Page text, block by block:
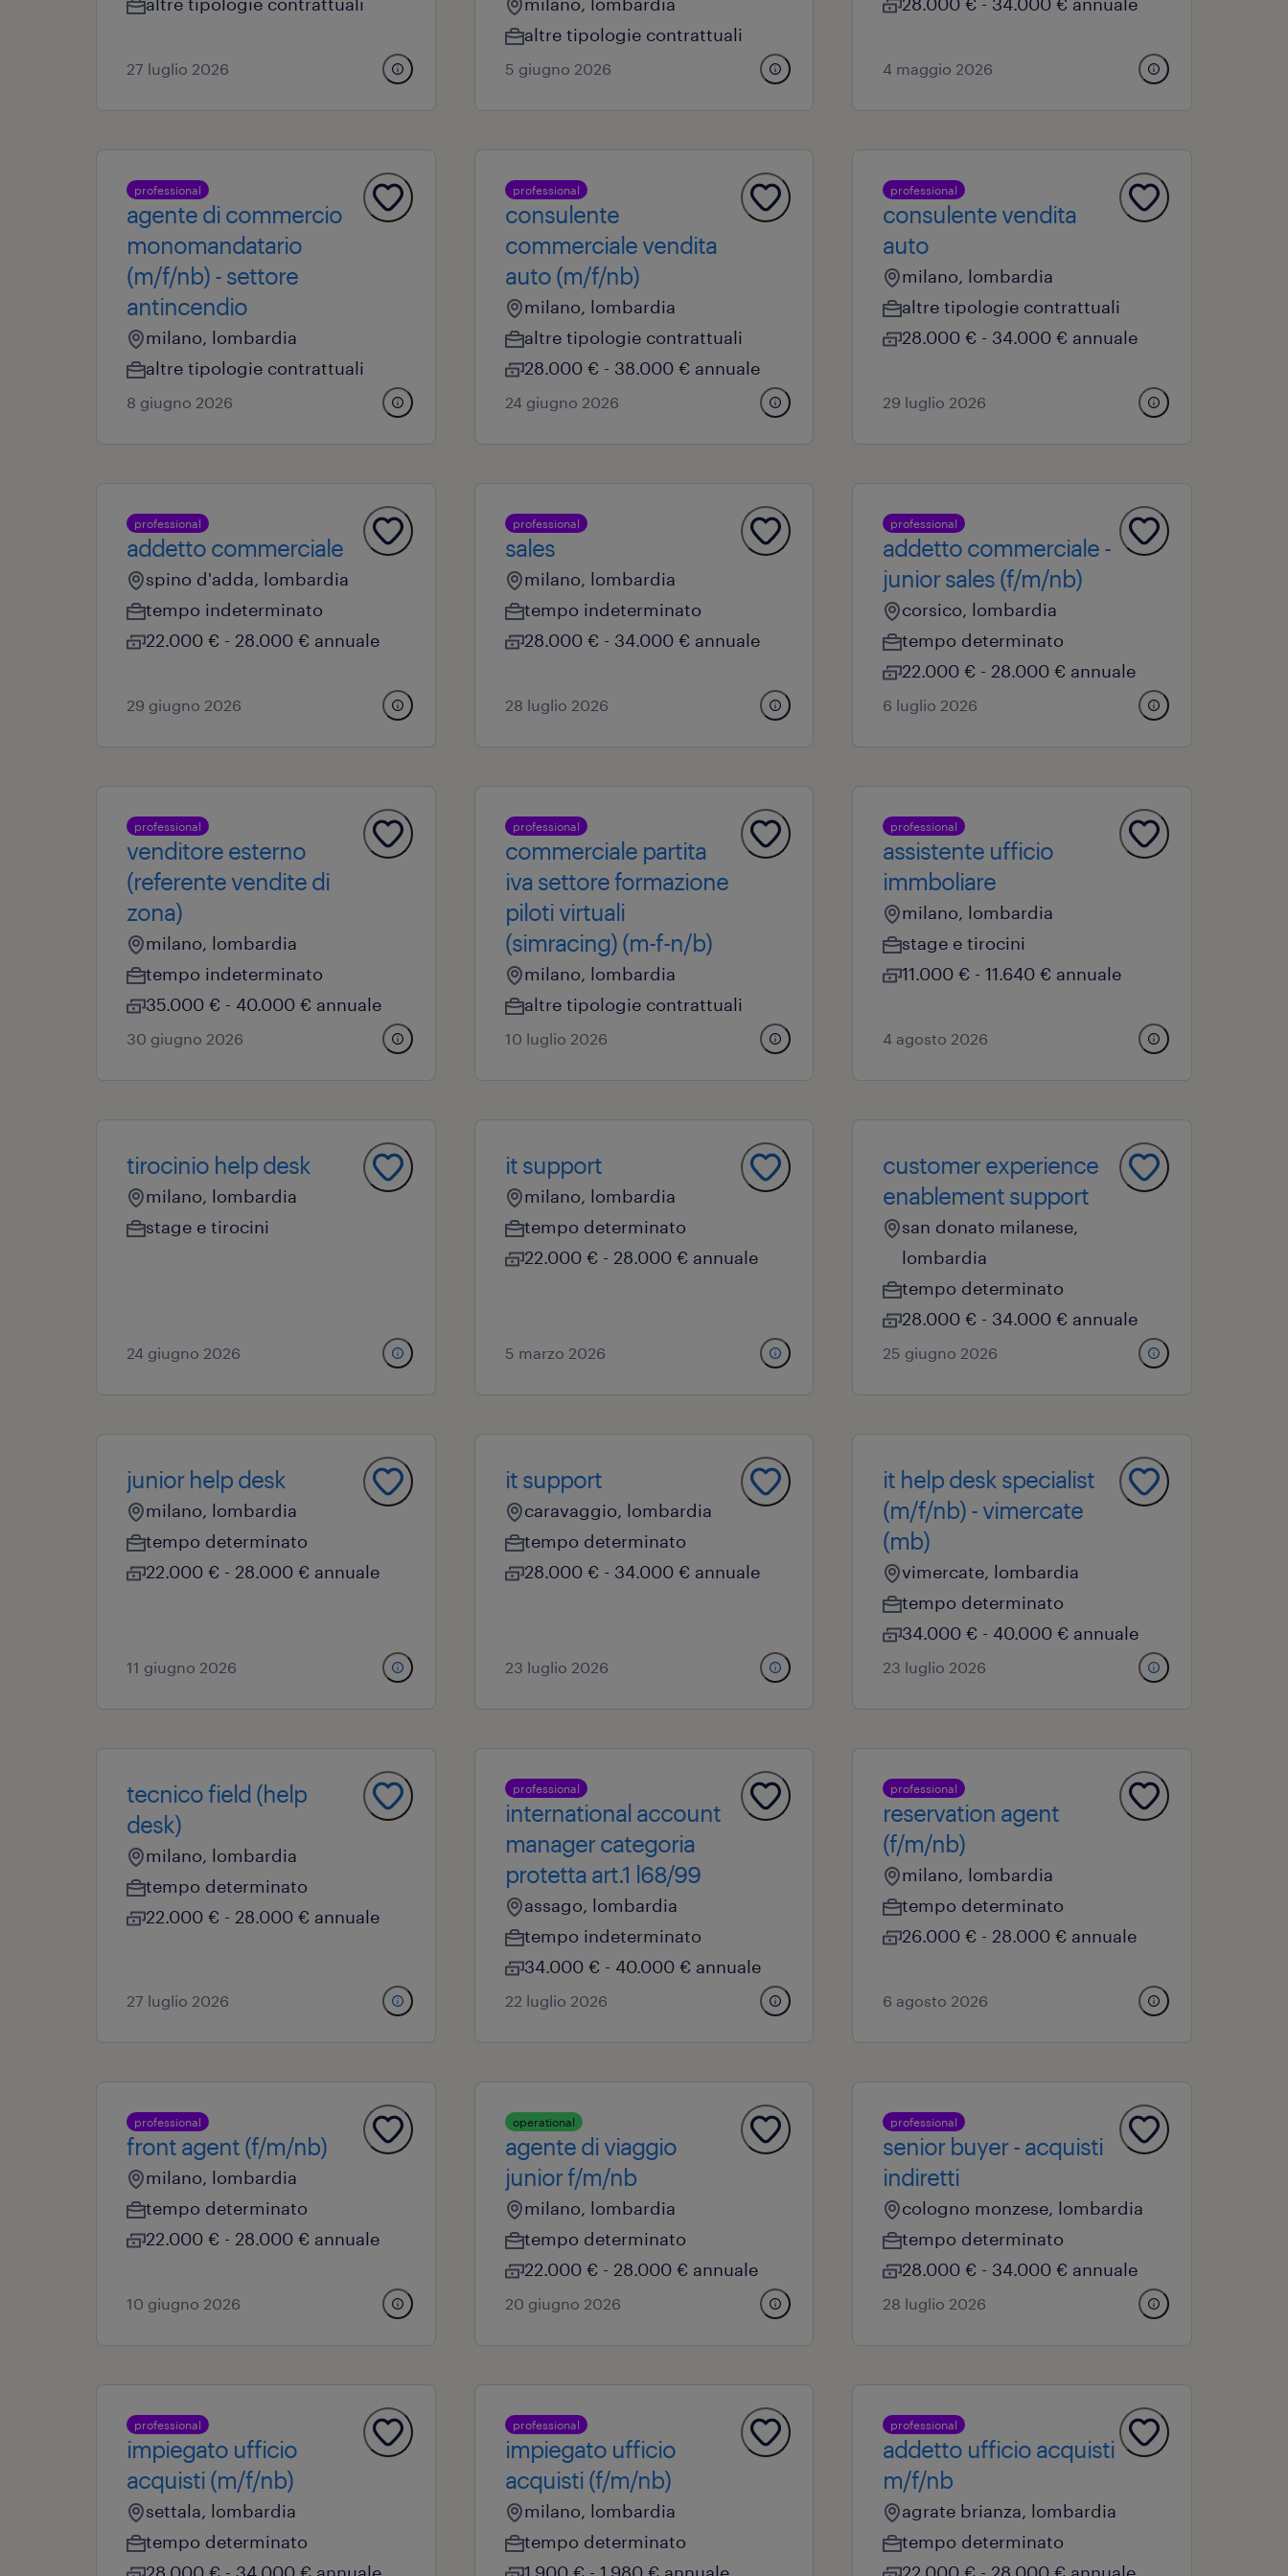
27 luglio 2026
altre tipologie contrattuali
5 giugno 2026 4 maggio 2026
professional
agente di commercio
monomandatario
(m/f/nb) - settore
antincendio
milano, lombardia
altre tipologie contrattuali
8 giugno 2026
professional
consulente
commerciale vendita
auto (m/f/nb)
milano, lombardia
altre tipologie contrattuali
28.000 € - 38.000 € annuale
24 giugno 2026
professional
consulente vendita
auto
milano, lombardia
altre tipologie contrattuali
28.000 € - 34.000 € annuale
29 luglio 2026
professional
addetto commerciale
spino d'adda, lombardia
tempo indeterminato
22.000 € - 28.000 € annuale
29 giugno 2026
professional
sales
milano, lombardia
tempo indeterminato
28.000 € - 34.000 € annuale
28 luglio 2026
professional
addetto commerciale -
junior sales (f/m/nb)
corsico, lombardia
tempo determinato
22.000 € - 28.000 € annuale
6 luglio 2026
professional
venditore esterno
(referente vendite di
zona)
milano, lombardia
tempo indeterminato
35.000 € - 40.000 € annuale
30 giugno 2026
professional
commerciale partita
iva settore formazione
piloti virtuali
(simracing) (m-f-n/b)
milano, lombardia
altre tipologie contrattuali
10 luglio 2026
professional
assistente ufficio
immboliare
milano, lombardia
stage e tirocini
11.000 € - 11.640 € annuale
4 agosto 2026
tirocinio help desk
milano, lombardia
stage e tirocini
24 giugno 2026
it support
milano, lombardia
tempo determinato
22.000 € - 28.000 € annuale
5 marzo 2026
customer experience
enablement support
san donato milanese,
lombardia
tempo determinato
28.000 € - 34.000 € annuale
25 giugno 2026
junior help desk
milano, lombardia
tempo determinato
22.000 € - 28.000 € annuale
11 giugno 2026
it support
caravaggio, lombardia
tempo determinato
28.000 € - 34.000 € annuale
23 luglio 2026
it help desk specialist
(m/f/nb) - vimercate
(mb)
vimercate, lombardia
tempo determinato
34.000 € - 40.000 € annuale
23 luglio 2026
tecnico field (help
desk)
milano, lombardia
tempo determinato
22.000 € - 28.000 € annuale
27 luglio 2026
professional
international account
manager categoria
protetta art.1 l68/99
assago, lombardia
tempo indeterminato
34.000 € - 40.000 € annuale
22 luglio 2026
professional
reservation agent
(f/m/nb)
milano, lombardia
tempo determinato
26.000 € - 28.000 € annuale
6 agosto 2026
professional
front agent (f/m/nb)
milano, lombardia
tempo determinato
22.000 € - 28.000 € annuale
10 giugno 2026
operational
agente di viaggio
junior f/m/nb
milano, lombardia
tempo determinato
22.000 € - 28.000 € annuale
20 giugno 2026
professional
senior buyer - acquisti
indiretti
cologno monzese, lombardia
tempo determinato
28.000 € - 34.000 € annuale
28 luglio 2026
professional
impiegato ufficio
acquisti (m/f/nb)
settala, lombardia
tempo determinato
professional
impiegato ufficio
acquisti (f/m/nb)
milano, lombardia
tempo determinato
professional
addetto ufficio acquisti
m/f/nb
agrate brianza, lombardia
tempo determinato